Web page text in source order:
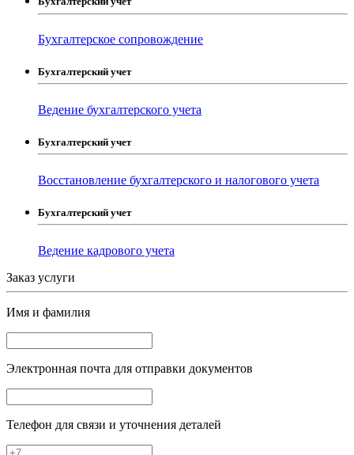
Бухгалтерское сопровождение
Бухгалтерский учет
Ведение бухгалтерского учета
Бухгалтерский учет
Восстановление бухгалтерского и налогового учета
Бухгалтерский учет
Ведение кадрового учета
Заказ услуги
Имя и фамилия
Электронная почта для отправки документов
Телефон для связи и уточнения деталей